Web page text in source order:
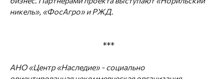
никель», «ФосАгро» и РЖД.
***
АНО «Центр «Наследие»- социально